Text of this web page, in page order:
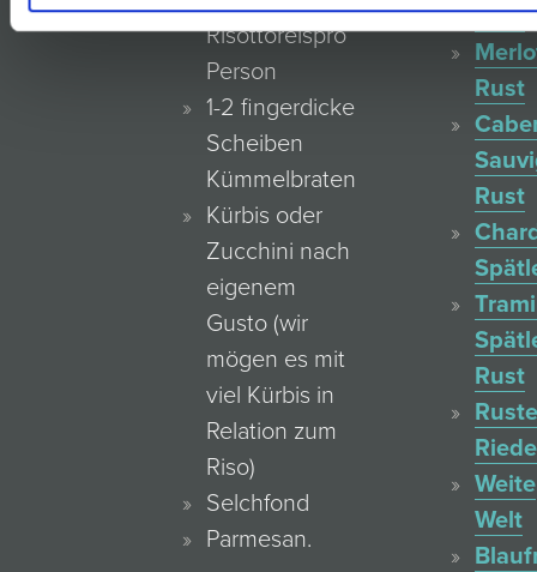
Risottoreispro
Person
1-2 fingerdicke
Scheiben
Kümmelbraten
Kürbis oder
Zucchini nach
eigenem
Gusto (wir
mögen es mit
viel Kürbis in
Relation zum
Riso)
Selchfond
Parmesan.
Rust
Rust
Rust
Rust
Weite
Welt